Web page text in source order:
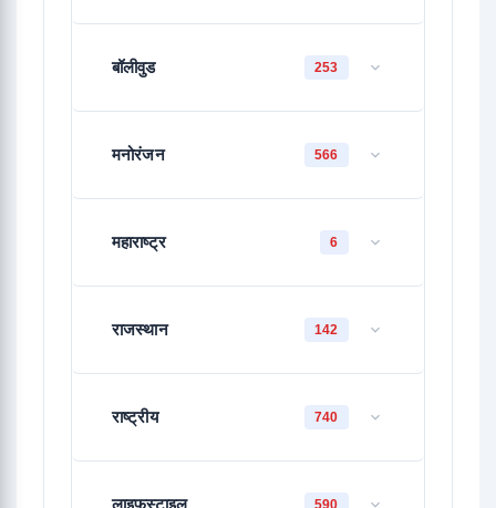
बॉलीवुड 253
मनोरंजन 566
महाराष्ट्र 6
राजस्थान 142
राष्ट्रीय 740
590